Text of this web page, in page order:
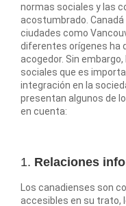
normas sociales y las
acostumbrado.
ciudades como
diferentes orígenes ha
acogedor. Sin
sociales que es
integración en la
presentan algunos de
en cuenta:
1. Relaciones
Los canadienses son
accesibles en su trato,